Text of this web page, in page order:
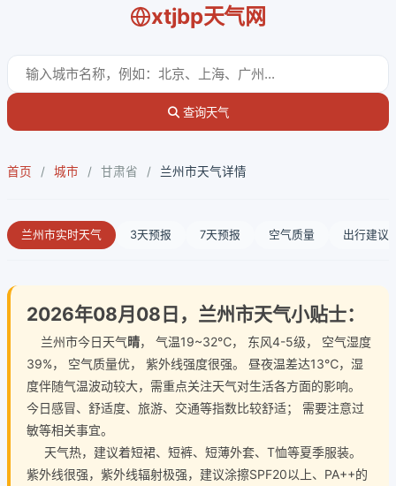
xtjbp天气网
查询天气
首页 / 城市 / 甘肃省 / 兰州市天气详情
兰州市实时天气 3天预报 7天预报 空气质量 出行建议
2026年08月08日，兰州市天气小贴士：
兰州市今日天气晴， 气温19~32℃， 东风4-5级， 空气湿度
39%， 空气质量优， 紫外线强度很强。 昼夜温差达13℃，湿
度伴随气温波动较大，需重点关注天气对生活各方面的影响。
今日感冒、舒适度、旅游、交通等指数比较舒适； 需要注意过
敏等相关事宜。
天气热，建议着短裙、短裤、短薄外套、T恤等夏季服装。
紫外线很强，紫外线辐射极强，建议涂擦SPF20以上、PA++的